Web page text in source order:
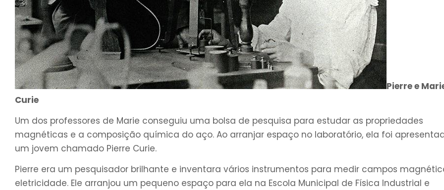
Pierre e
Curie
Um dos professores de Marie conseguiu uma bolsa de pesquisa para estudar as propriedades
magnéticas e a composição química do aço. Ao arranjar espaço no laboratório, ela foi
um jovem chamado Pierre Curie.
Pierre era um pesquisador brilhante e inventara vários instrumentos para medir campos
eletricidade. Ele arranjou um pequeno espaço para ela na Escola Municipal de Física Industrial e